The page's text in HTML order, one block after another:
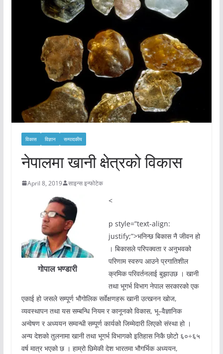
विकास विज्ञान सम्पादकीय
नेपालमा खानी क्षेत्रको विकास
April 8, 2019 साइन्स इन्फोटेक
गोपाल भण्डारी
<
p style=”text-align:
justify;”>भनिन्छ बिकास नै जीवन हो
। बिकासले परिपक्वता र अनुभवको
परिणाम स्वरुप आउने प्रगातिशील
क्रमिक परिवर्तनलाई बुझाउछ । खानी
तथा भूगर्भ विभाग नेपाल सरकारको एक
एकाई हो जसले सम्पूर्ण भौगोलिक सर्वेक्षणहरू खानी उत्खनन खोज,
व्यवस्थापन तथा यस सम्बन्धि नियम र कानूनको विकास, भू–वैज्ञानिक
अन्वेषण र अध्ययन सम्वन्धी सम्पूर्ण कार्यको जिम्मेदारी लिएको संस्था हो ।
अन्य देशको तुलनामा खानी तथा भूगर्भ विभागको इतिहास निकै छोटो ६०÷६५
वर्ष मात्र भएको छ । हाम्रो छिमेकी देश भारतमा भौगर्भिक अध्ययन,